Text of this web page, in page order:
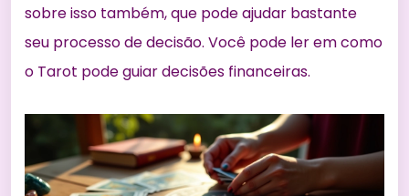
sobre isso também, que pode ajudar bastante
seu processo de decisão. Você pode ler emcomo
o Tarot pode guiar decisões financeiras.